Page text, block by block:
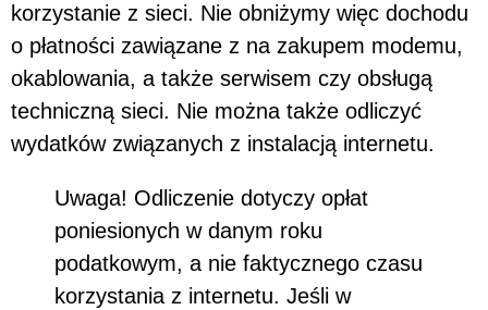
korzystanie z sieci. Nie obniżymy więc dochodu
o płatności zawiązane z na zakupem modemu,
okablowania, a także serwisem czy obsługą
techniczną sieci. Nie można także odliczyć
wydatków związanych z instalacją internetu.
Uwaga! Odliczenie dotyczy opłat
poniesionych w danym roku
podatkowym, a nie faktycznego czasu
korzystania z internetu. Jeśli w